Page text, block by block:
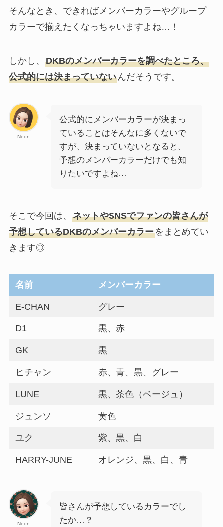
そんなとき、できればメンバーカラーやグループ
カラーで揃えたくなっちゃいますよね…！
しかし、 DKBのメンバーカラーを調べたところ、
公式的には決まっていないんだそうです。
Neon
公式的にメンバーカラーが決まっ
ていることはそんなに多くないで
すが、決まっていないとなると、
予想のメンバーカラーだけでも知
りたいですよね…
そこで今回は、 ネットやSNSでファンの皆さんが
予想しているDKBのメンバーカラーをまとめてい
きます◎
名前 メンバーカラー
E-CHAN グレー
D1 黒、赤
GK 黒
ヒチャン 赤、青、黒、グレー
LUNE 黒、茶色（ベージュ）
ジュンソ 黄色
ユク 紫、黒、白
HARRY-JUNE オレンジ、黒、白、青
Neon
皆さんが予想しているカラーでし
たか…？